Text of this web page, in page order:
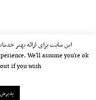
2000-2026©
این سایت برای ارائه بهتر
We'll assume you're ok
if you wish.
پذیرش Accept